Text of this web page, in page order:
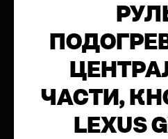
ЧАСТИ,
LEXUS